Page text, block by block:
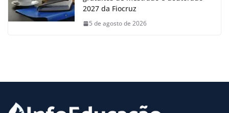
2027 da Fiocruz
5 de agosto de 2026